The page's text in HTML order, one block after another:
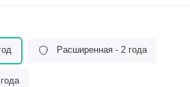
Расширенная - 2 года